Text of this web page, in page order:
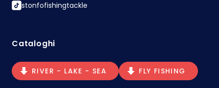
stonfofishingtackle
Cataloghi
RIVER - LAKE - SEA FLY FISHING